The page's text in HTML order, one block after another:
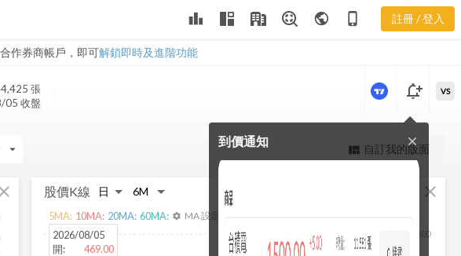
leaderboard public phone_iphone 註冊 / 登入
作券商帳戶，即可解鎖即時及進階功能
河流圖
張
05 收盤
更強大的進階價量圖表
notification_add
到價通知 close
VS
arrow_drop_down view_quilt 自訂我的版面
股價K線 close
500
2026/08/05
開:
469.00
5MA: 10MA: 20MA: 60MA: settings MA 設定